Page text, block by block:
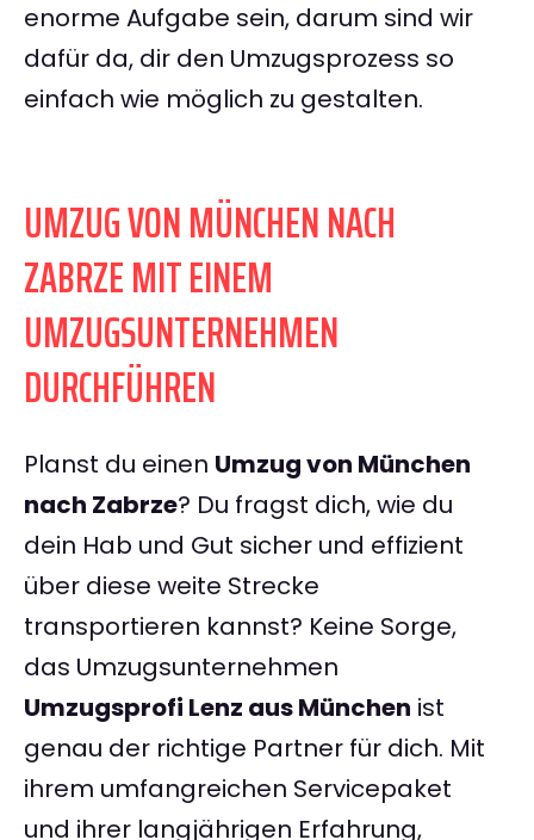
enorme Aufgabe sein, darum sind wir
dafür da, dir den Umzugsprozess so
einfach wie möglich zu gestalten.
UMZUG VON MÜNCHEN NACH
ZABRZE MIT EINEM
UMZUGSUNTERNEHMEN
DURCHFÜHREN
Planst du einen Umzug von München
nach Zabrze? Du fragst dich, wie du
dein Hab und Gut sicher und effizient
über diese weite Strecke
transportieren kannst? Keine Sorge,
das Umzugsunternehmen
Umzugsprofi Lenz aus München ist
genau der richtige Partner für dich. Mit
ihrem umfangreichen Servicepaket
und ihrer langjährigen Erfahrung,